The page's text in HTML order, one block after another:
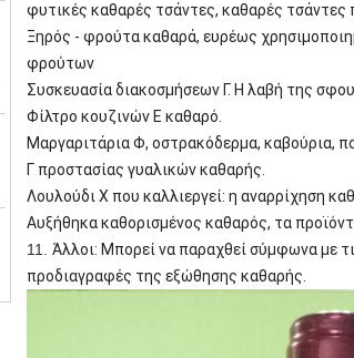
φυτικές καθαρές τσάντες, καθαρές
Ξηρός - φρούτα καθαρά, ευρέως
φρούτων
Συσκευασία διακοσμήσεων Γ. Η λαβή της
Φίλτρο κουζινών Ε καθαρό.
Μαργαριτάρια Φ, οστρακόδερμα, καβούρια,
Γ προστασίας γυαλικών καθαρής.
Λουλούδι Χ που καλλιεργεί: η αναρρίχηση
Αυξήθηκα καθορισμένος καθαρός, τα
11. Άλλοι: Μπορεί να παραχθεί σύμφωνα με
προδιαγραφές της εξώθησης καθαρής.